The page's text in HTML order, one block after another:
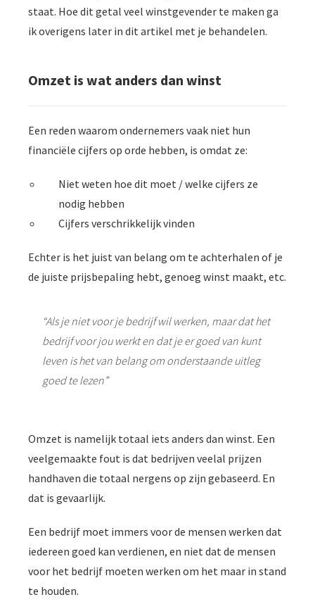
staat. Hoe dit getal veel winstgevender te maken ga
ik overigens later in dit artikel met je behandelen.
Omzet is wat anders dan winst
Een reden waarom ondernemers vaak niet hun
financiële cijfers op orde hebben, is omdat ze:
Niet weten hoe dit moet / welke cijfers ze
nodig hebben
Cijfers verschrikkelijk vinden
Echter is het juist van belang om te achterhalen of je
de juiste prijsbepaling hebt, genoeg winst maakt, etc.
“Als je niet voor je bedrijf wil werken, maar dat het
bedrijf voor jou werkt en dat je er goed van kunt
leven is het van belang om onderstaande uitleg
goed te lezen”
Omzet is namelijk totaal iets anders dan winst. Een
veelgemaakte fout is dat bedrijven veelal prijzen
handhaven die totaal nergens op zijn gebaseerd. En
dat is gevaarlijk.
Een bedrijf moet immers voor de mensen werken dat
iedereen goed kan verdienen, en niet dat de mensen
voor het bedrijf moeten werken om het maar in stand
te houden.